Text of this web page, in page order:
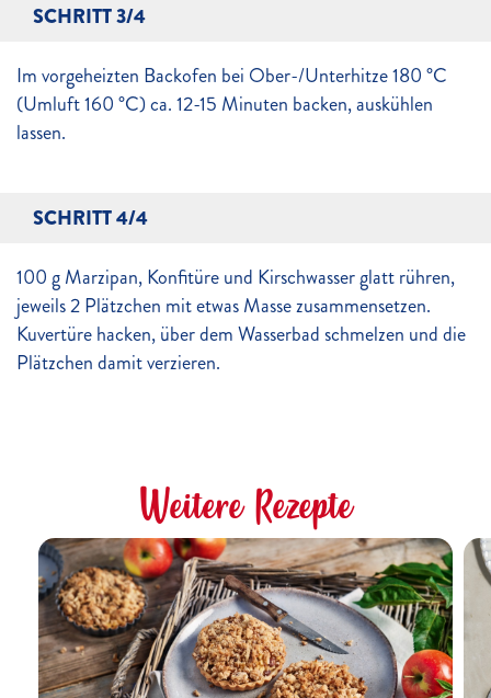
SCHRITT 3/4
Im vorgeheizten Backofen bei Ober-/Unterhitze 180 °C
(Umluft 160 °C) ca. 12-15 Minuten backen, auskühlen
lassen.
SCHRITT 4/4
100 g Marzipan, Konfitüre und Kirschwasser glatt rühren,
jeweils 2 Plätzchen mit etwas Masse zusammensetzen.
Kuvertüre hacken, über dem Wasserbad schmelzen und die
Plätzchen damit verzieren.
Weitere Rezepte